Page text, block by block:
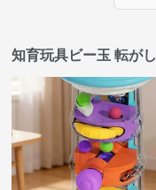
知育玩具ビー玉 転が